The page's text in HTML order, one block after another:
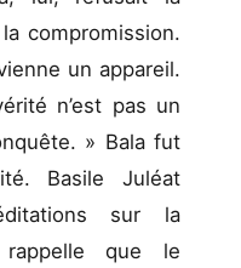
compromission.
un appareil.
n’est pas un
» Bala fut
Basile Juléat
sur la
rappelle que le